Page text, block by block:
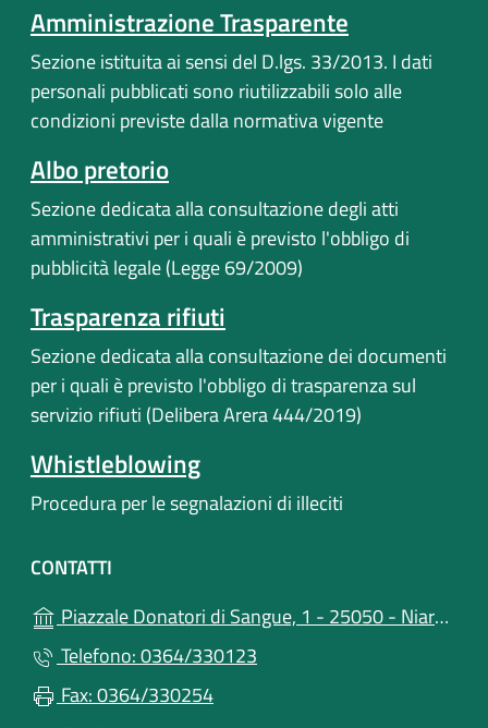
Amministrazione Trasparente
Sezione istituita ai sensi del D.lgs. 33/2013. I dati
personali pubblicati sono riutilizzabili solo alle
condizioni previste dalla normativa vigente
Albo pretorio
Sezione dedicata alla consultazione degli atti
amministrativi per i quali è previsto l'obbligo di
pubblicità legale (Legge 69/2009)
Trasparenza rifiuti
Sezione dedicata alla consultazione dei documenti
per i quali è previsto l'obbligo di trasparenza sul
servizio rifiuti (Delibera Arera 444/2019)
Whistleblowing
Procedura per le segnalazioni di illeciti
CONTATTI
Piazzale Donatori di Sangue, 1 - 25050 - Niardo (BS)
Telefono: 0364/330123
Fax: 0364/330254